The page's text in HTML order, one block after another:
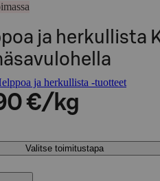
ja herkullista
ja herkullista -tuotteet
€/kg
Valitse toimitustapa